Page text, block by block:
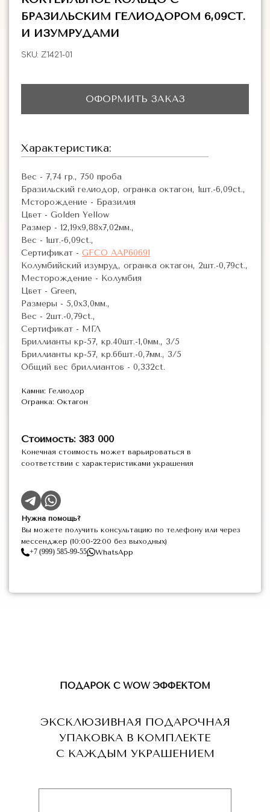
БРАЗИЛЬСКИМ ГЕЛИОДОРОМ 6,09CT.
И ИЗУМРУДАМИ
SKU: Z1421-01
ОФОРМИТЬ ЗАКАЗ
Характеристика:
Вес - 7,74 гр., 750 проба
Бразильский гелиодор, огранка октагон, 1шт.-6,09ct.,
Мсторождение - Бразилия
Цвет - Golden Yellow
Размер - 12,19х9,88х7,02мм.,
Вес - 1шт.-6,09ct.,
Сертификат - GFCO AAP60691
Колумбийский изумруд, огранка октагон, 2шт.-0,79ct.,
Месторождение - Колумбия
Цвет - Green,
Размеры - 5,0х3,0мм.,
Вес - 2шт.-0,79ct.,
Сертификат - МГЛ
Бриллианты кр-57, кр.40шт.-1,0мм., 3/5
Бриллианты кр-57, кр.66шт.-0,7мм., 3/5
Общий вес бриллиантов - 0,332ct.
Камни: Гелиодор
Огранка: Октагон
Стоимость: 383 000
Конечная стоимость может варьироваться в
соответствии с характеристиками украшения
Нужна помощь?
Вы можете получить консультацию по телефону или через
мессенджер (10:00-22:00 без выходных)
+7 (999) 585-99-55
WhatsApp
ЭКСКЛЮЗИВНАЯ ПОДАРОЧНАЯ
УПАКОВКА В КОМПЛЕКТЕ
С КАЖДЫМ УКРАШЕНИЕМ
ПОДАРОК С WOW ЭФФЕКТОМ